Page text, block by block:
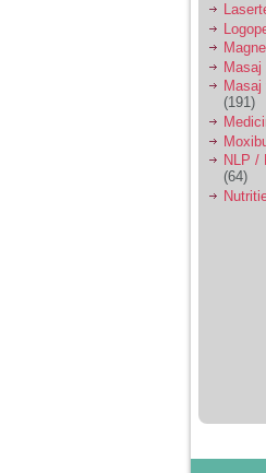
Masaj
(191)
NLP /
(64)